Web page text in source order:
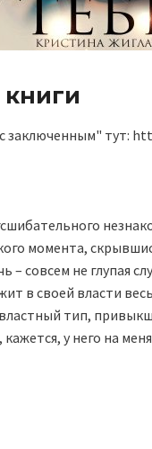
тут:
момента,
– совсем не глупая
в своей власти
тип,
у него на